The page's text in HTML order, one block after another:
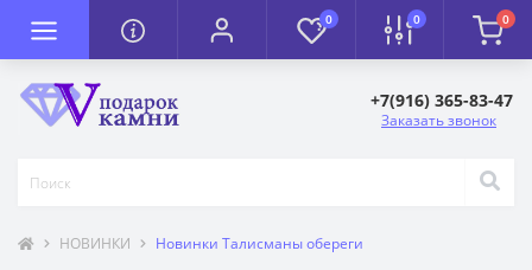
0 0 0
+7(916) 365-83-47
Заказать звонок
НОВИНКИ Новинки Талисманы обереги